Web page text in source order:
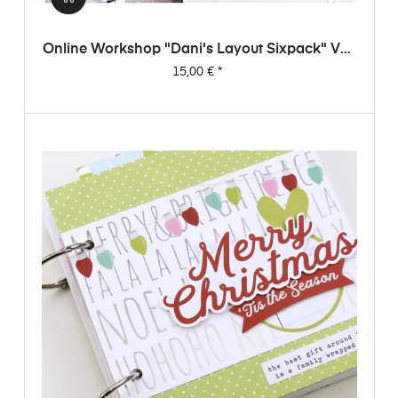
Online Workshop "Dani's Layout Sixpack" Vol.
1
Preis
15,00 €*